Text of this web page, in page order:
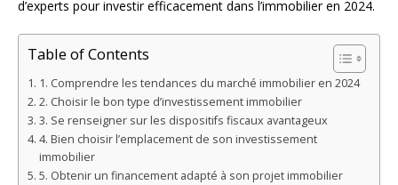
d’experts pour investir efficacement dans l’immobilier en 2024.
Table of Contents
1. Comprendre les tendances du marché immobilier en 2024
2. Choisir le bon type d’investissement immobilier
3. Se renseigner sur les dispositifs fiscaux avantageux
4. Bien choisir l’emplacement de son investissement
immobilier
5. Obtenir un financement adapté à son projet immobilier